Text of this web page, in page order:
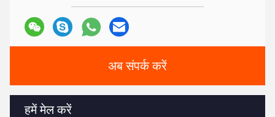
अब संपर्क करें
हमें मेल करें